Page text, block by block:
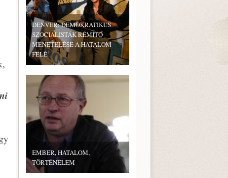
DENVER: DEMOKRATIKUS
SZOCIALISTÁK RÉMÍTŐ
MENETELÉSE A HATALOM
FELÉ
EMBER, HATALOM,
TÖRTÉNELEM